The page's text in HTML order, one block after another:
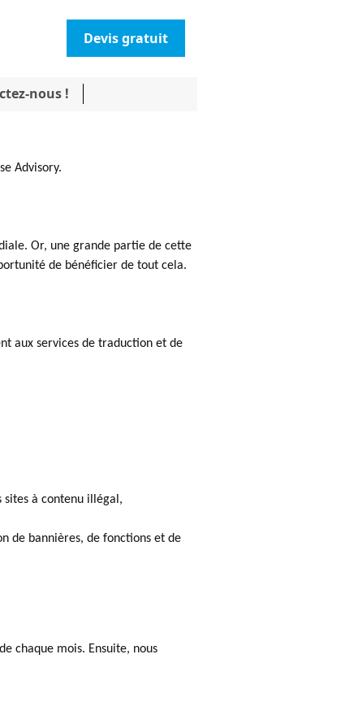
Devis gratuit
nous !
Advisory.
Or, une grande partie de cette
de bénéficier de tout cela.
aux services de traduction et de
sites à contenu illégal,
de bannières, de fonctions et de
chaque mois. Ensuite, nous